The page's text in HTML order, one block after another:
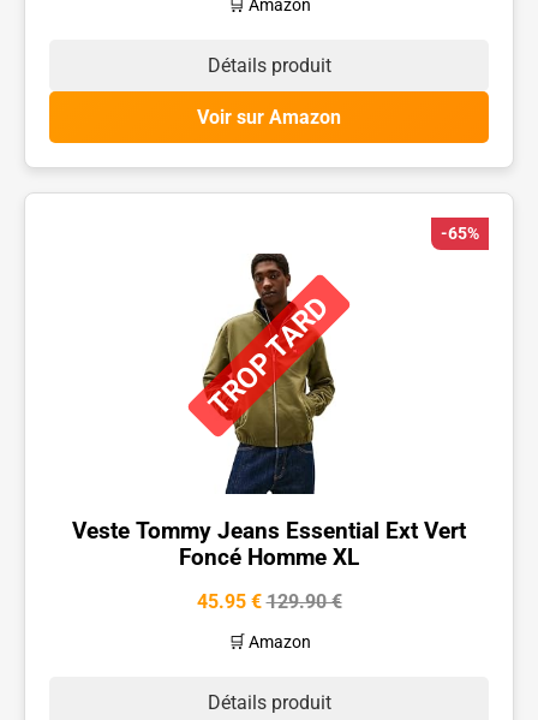
🛒 Amazon
Détails produit
Voir sur Amazon
TROP TARD
-65%
Veste Tommy Jeans Essential Ext Vert
Foncé Homme XL
45.95 €129.90 €
🛒 Amazon
Détails produit